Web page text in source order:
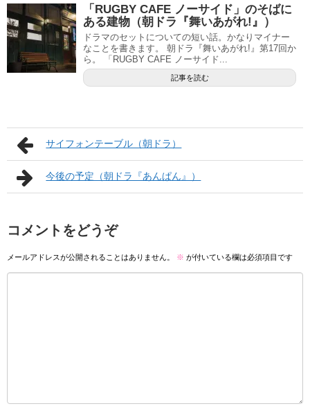
「RUGBY CAFE ノーサイド」のそばに
ある建物（朝ドラ『舞いあがれ!』）
ドラマのセットについての短い話。かなりマイナー
なことを書きます。 朝ドラ『舞いあがれ!』第17回か
ら。 「RUGBY CAFE ノーサイド...
記事を読む
サイフォンテーブル（朝ドラ）
今後の予定（朝ドラ『あんぱん』）
コメントをどうぞ
メールアドレスが公開されることはありません。 ※ が付いている欄は必須項目です